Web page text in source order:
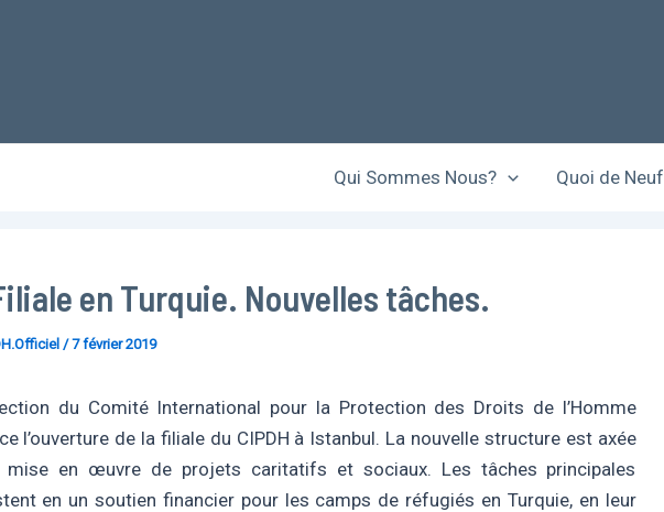
Qui Sommes Nous? Quoi de Neuf
en Turquie. Nouvelles tâches.
/7 février 2019
du Comité International pour la Protection des Droits de l’Homme
l’ouverture de la filiale du CIPDH à Istanbul. La nouvelle structure est axée
mise en œuvre de projets caritatifs et sociaux. Les tâches principales
en un soutien financier pour les camps de réfugiés en Turquie, en leur